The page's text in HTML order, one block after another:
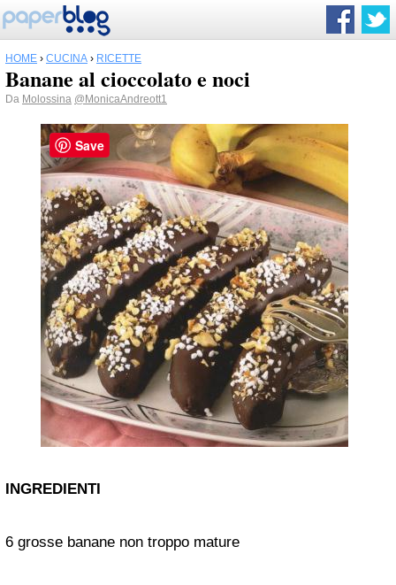
HOME › CUCINA › RICETTE
Banane al cioccolato e noci
Da Molossina @MonicaAndreott1
INGREDIENTI
6 grosse banane non troppo mature
Save